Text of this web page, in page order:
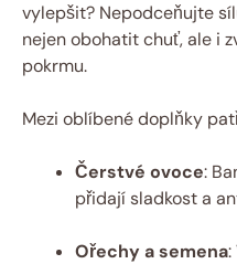
vylepšit? Nepodceňujte
nejen obohatit chuť, ale i
pokrmu.
Mezi oblíbené doplňky
Čerstvé ovoce:
přidají sladkost a
Ořechy a semena: